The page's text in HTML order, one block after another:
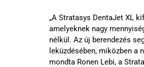
„A Stratasys DentaJet XL
amelyeknek nagy
nélkül. Az új berendezés
leküzdésében, miközben a
mondta Ronen Lebi, a